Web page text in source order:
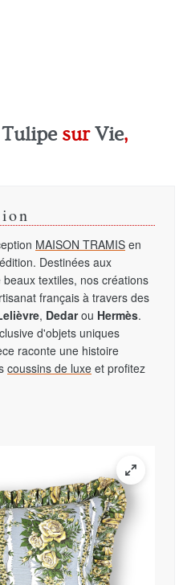
surVie,
MAISON TRAMIS en
Destinées aux
textiles, nos créations
français à travers des
, Dedarou Hermès.
d'objets uniques
raconte une histoire
coussins de luxe et profitez